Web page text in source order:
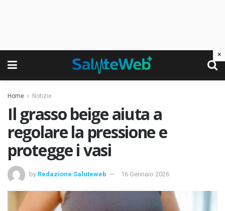
Home Notizie
Il grasso beige aiuta a
regolare la pressione e
protegge i vasi
by Redazione Saluteweb 16 Gennaio 2026
×